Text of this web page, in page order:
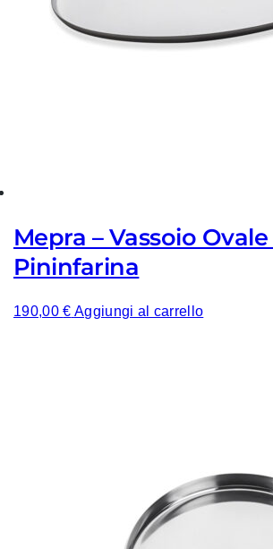
Mepra – Vassoio
Pininfarina
190,00€ Aggiungi al carrello